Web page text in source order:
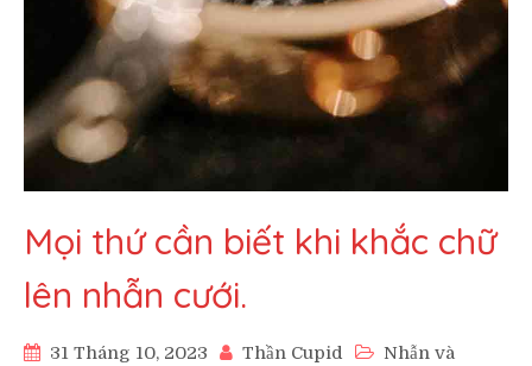
Mọi thứ cần biết khi khắc chữ
lên nhẫn cưới.
31 Tháng 10, 2023 Thần Cupid
Nhẫn và